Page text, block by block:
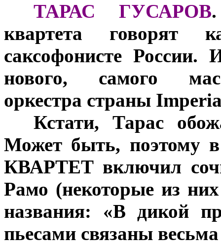
ТАРАС ГУСАРОВ
квартета говорят
саксофонисте России.
нового, самого
оркестра страны
Кстати, Тарас
Может быть, поэтому в
КВАРТЕТ включил
Рамо (некоторые из
названия: «В дикой
пьесами связаны